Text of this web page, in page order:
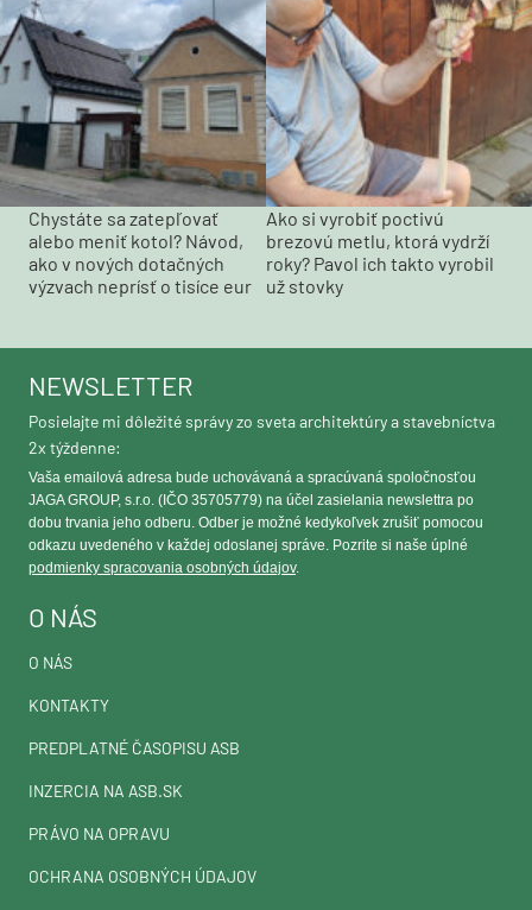
Chystáte sa zatepľovať
alebo meniť kotol? Návod,
ako v nových dotačných
výzvach neprísť o tisíce eur
Ako si vyrobiť poctivú
brezovú metlu, ktorá vydrží
roky? Pavol ich takto vyrobil
už stovky
O NÁS
O NÁS
KONTAKTY
PREDPLATNÉ ČASOPISU ASB
INZERCIA NA ASB.SK
PRÁVO NA OPRAVU
OCHRANA OSOBNÝCH ÚDAJOV
NEWSLETTER
Posielajte mi dôležité správy zo sveta architektúry a stavebníctva
2x týždenne:
Vaša emailová adresa bude uchovávaná a spracúvaná spoločnosťou
JAGA GROUP, s.r.o. (IČO 35705779) na účel zasielania newslettra po
dobu trvania jeho odberu. Odber je možné kedykoľvek zrušiť pomocou
odkazu uvedeného v každej odoslanej správe. Pozrite si naše úplné
podmienky spracovania osobných údajov.